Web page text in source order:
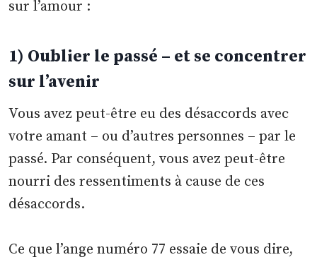
sur l’amour :
1) Oublier le passé – et se concentrer
sur l’avenir
Vous avez peut-être eu des désaccords avec
votre amant – ou d’autres personnes – par le
passé. Par conséquent, vous avez peut-être
nourri des ressentiments à cause de ces
désaccords.
Ce que l’ange numéro 77 essaie de vous dire,